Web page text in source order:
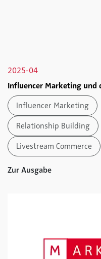
2025-04
Influencer Marketing und
Influencer Marketing
Relationship Building
Livestream Commerce
Zur Ausgabe